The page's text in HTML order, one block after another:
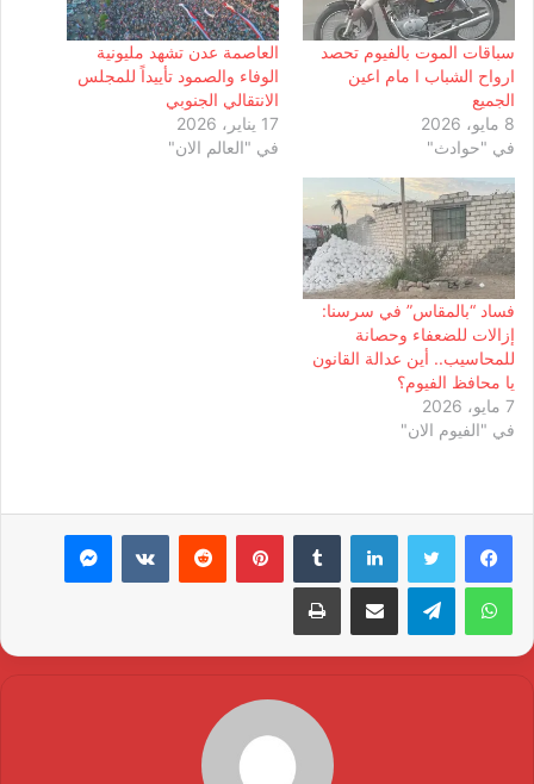
سباقات الموت بالفيوم تحصد
ارواح الشباب ا مام اعين
الجميع
8 مايو، 2026
في "حوادث"
العاصمة عدن تشهد مليونية
الوفاء والصمود تأييداً للمجلس
الانتقالي الجنوبي
17 يناير، 2026
في "العالم الان"
فساد “بالمقاس” في سرسنا:
إزالات للضعفاء وحصانة
للمحاسيب.. أين عدالة القانون
يا محافظ الفيوم؟
7 مايو، 2026
في "الفيوم الان"
لينكدإن بينتيريست ماسنجر
واتساب تيلقرام مشاركة عبر البريد طباعة